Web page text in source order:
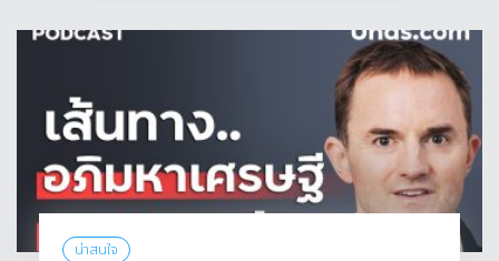
น่าสนใจ